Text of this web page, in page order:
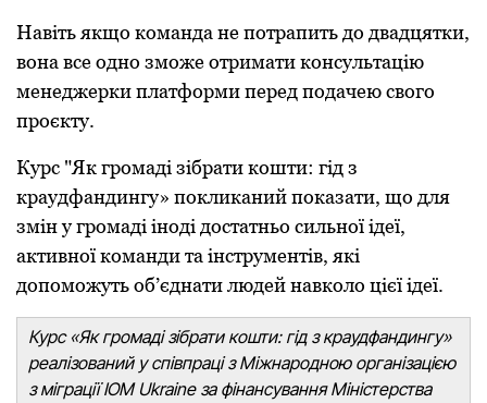
Навіть якщо команда не потрапить до двадцятки,
вона все одно зможе отримати консультацію
менеджерки платформи перед подачею свого
проєкту.
Курс "Як громаді зібрати кошти: гід з
краудфандингу» покликаний показати, що для
змін у громаді іноді достатньо сильної ідеї,
активної команди та інструментів, які
допоможуть об’єднати людей навколо цієї ідеї.
Курс «Як громаді зібрати кошти: гід з краудфандингу»
реалізований у співпраці з Міжнародною організацією
з міграції IOM Ukraine за фінансування Міністерства